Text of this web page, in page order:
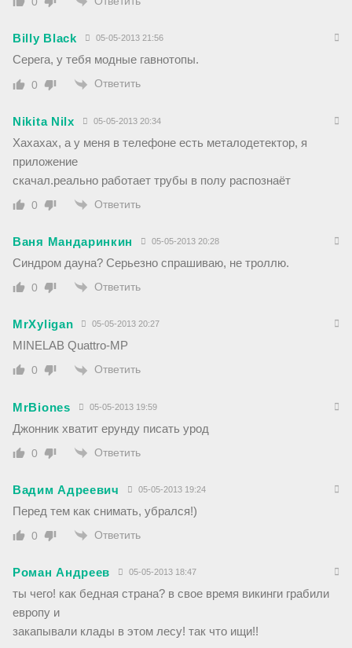
Billy Black 05-05-2013 21:56
Серега, у тебя модные гавнотопы.
0 Ответить
Nikita Nilx 05-05-2013 20:34
Хахахах, а у меня в телефоне есть металодетектор, я
приложение
скачал.реально работает трубы в полу распознаёт
0 Ответить
Ваня Мандаринкин 05-05-2013 20:28
Синдром дауна? Серьезно спрашиваю, не троллю.
0 Ответить
MrXyligan 05-05-2013 20:27
MINELAB Quattro-MP
0 Ответить
MrBiones 05-05-2013 19:59
Джонник хватит ерунду писать урод
0 Ответить
Вадим Адреевич 05-05-2013 19:24
Перед тем как снимать, убрался!)
0 Ответить
Роман Андреев 05-05-2013 18:47
ты чего! как бедная страна? в свое время викинги грабили
европу и
закапывали клады в этом лесу! так что ищи!!